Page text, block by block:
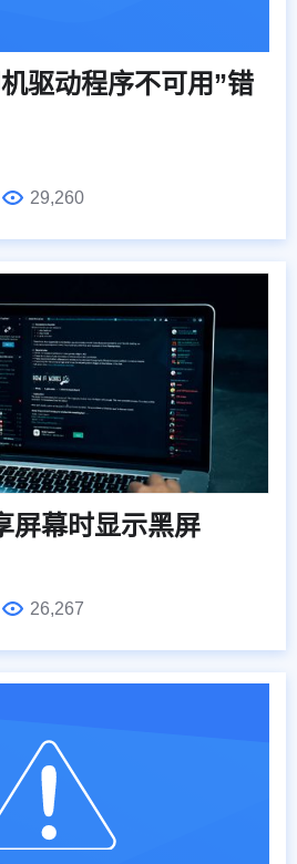
驱动程序不可用”错
29,260
屏幕时显示黑屏
26,267